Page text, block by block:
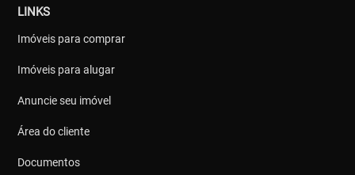
LINKS
Imóveis para comprar
Imóveis para alugar
Anuncie seu imóvel
Área do cliente
Documentos